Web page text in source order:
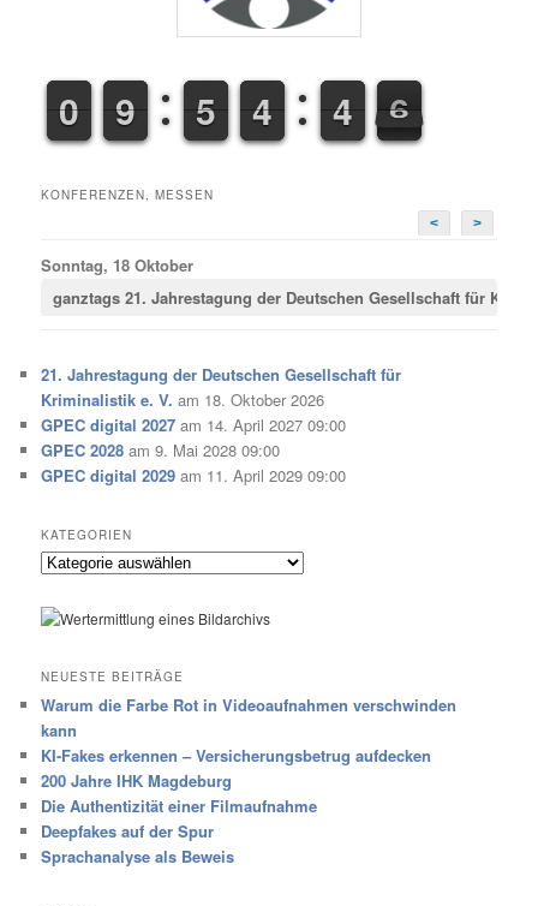
9
9
0
0 8
8
9
9 4
4
5
5 3
3
4
4 3
3
4
4 6
6
7
KONFERENZEN, MESSEN
<
>
Sonntag, 18 Oktober
ganztags21. Jahrestagung der Deutschen Gesellschaft für
21. Jahrestagung der Deutschen Gesellschaft für
Kriminalistik e. V. am 18. Oktober 2026
GPEC digital 2027 am 14. April 2027 09:00
GPEC 2028 am 9. Mai 2028 09:00
GPEC digital 2029 am 11. April 2029 09:00
KATEGORIEN
Kategorien
NEUESTE BEITRÄGE
Warum die Farbe Rot in Videoaufnahmen verschwinden
kann
KI-Fakes erkennen – Versicherungsbetrug aufdecken
200 Jahre IHK Magdeburg
Die Authentizität einer Filmaufnahme
Deepfakes auf der Spur
Sprachanalyse als Beweis